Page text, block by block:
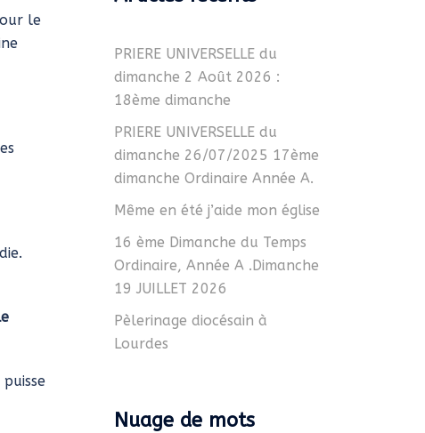
le
PRIERE UNIVERSELLE du
dimanche 2 Août 2026 :
18ème dimanche
PRIERE UNIVERSELLE du
dimanche 26/07/2025 17ème
dimanche Ordinaire Année A.
Même en été j’aide mon église
16 ème Dimanche du Temps
Ordinaire, Année A .Dimanche
19 JUILLET 2026
Pèlerinage diocésain à
Lourdes
Nuage de mots